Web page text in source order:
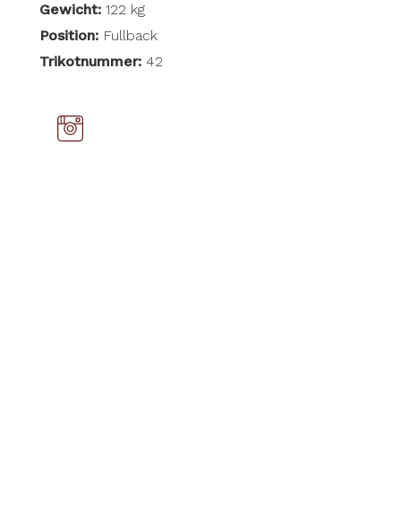
Gewicht:122 kg
Position:Fullback
Trikotnummer: 42